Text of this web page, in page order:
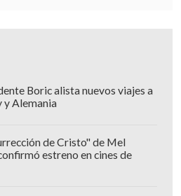
Boric alista nuevos viajes a
y Alemania
de Cristo" de Mel
estreno en cines de